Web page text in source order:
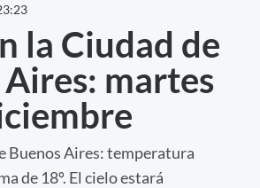
la Ciudad de
martes
Buenos Aires: temperatura
de 18º. El cielo estará